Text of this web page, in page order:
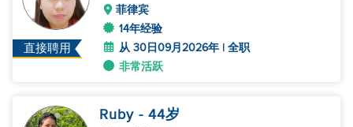
直接聘用
菲律宾
14年经验
从 30日09月2026年 | 全职
非常活跃
Ruby - 44岁